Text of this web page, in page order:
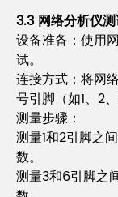
3.3 网络分析仪
设备准备：使用
试。
连接方式：将网
号引脚（如1、2
测量步骤：
测量1和2引脚之
数。
测量3和6引脚之